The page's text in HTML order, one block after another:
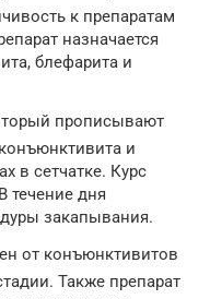
к препаратам
назначается
блефарита и
прописывают
и
в сетчатке. Курс
течение дня
закапывания.
от конъюнктивитов
Также препарат